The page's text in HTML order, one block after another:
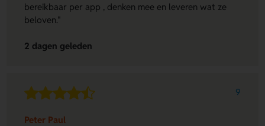
bereikbaar per app , denken mee en leveren wat ze
beloven."
2 dagen geleden
9
Peter Paul